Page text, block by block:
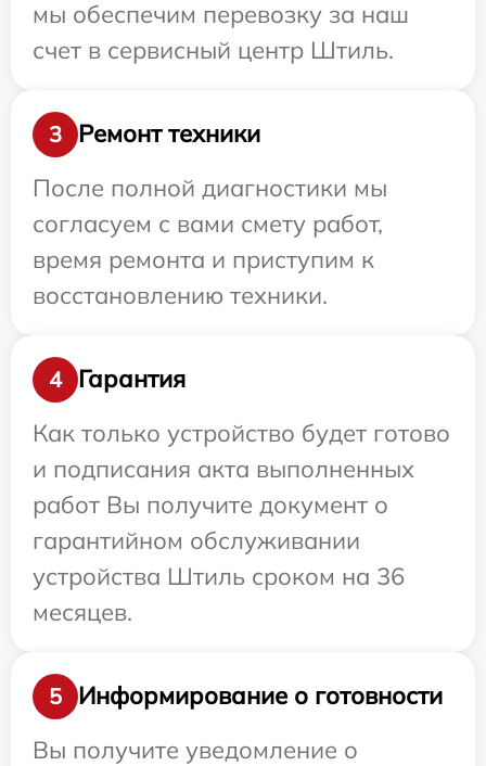
мы обеспечим перевозку за наш
счет в сервисный центр Штиль.
3
Ремонт техники
После полной диагностики мы
согласуем с вами смету работ,
время ремонта и приступим к
восстановлению техники.
4
Гарантия
Как только устройство будет готово
и подписания акта выполненных
работ Вы получите документ о
гарантийном обслуживании
устройства Штиль сроком на 36
месяцев.
5
Информирование о готовности
Вы получите уведомление о